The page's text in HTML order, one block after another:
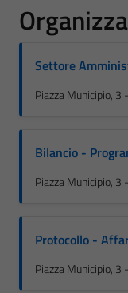
Settore
Piazza Municipio, 3
Bilancio -
Piazza Municipio, 3
Protocollo -
Piazza Municipio, 3